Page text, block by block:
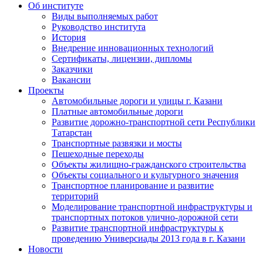
Об институте
Виды выполняемых работ
Руководство института
История
Внедрение инновационных технологий
Сертификаты, лицензии, дипломы
Заказчики
Вакансии
Проекты
Автомобильные дороги и улицы г. Казани
Платные автомобильные дороги
Развитие дорожно-транспортной сети Республики
Татарстан
Транспортные развязки и мосты
Пешеходные переходы
Объекты жилищно-гражданского строительства
Объекты социального и культурного значения
Транспортное планирование и развитие
территорий
Моделирование транспортной инфраструктуры и
транспортных потоков улично-дорожной сети
Развитие транспортной инфраструктуры к
проведению Универсиады 2013 года в г. Казани
Новости